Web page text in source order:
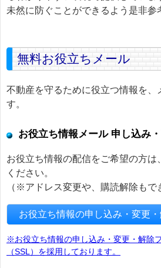
未然に防ぐことができるよう是非参
無料お役立ちメール
不動産を守るために役立つ情報を、
す。
お役立ち情報メール 申し込み
お役立ち情報の配信をご希望の方は
ください。
（※アドレス変更や、購読解除もで
お役立ち情報の申し込み・変更
※お役立ち情報の申し込み・変更・解除
（SSL）を採用しております。